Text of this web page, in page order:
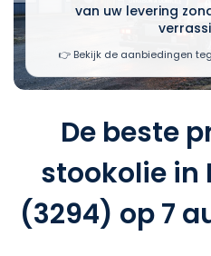
van uw levering
👉 Bekijk de aanbiedingen
De beste
stookolie in
(3294) op 7